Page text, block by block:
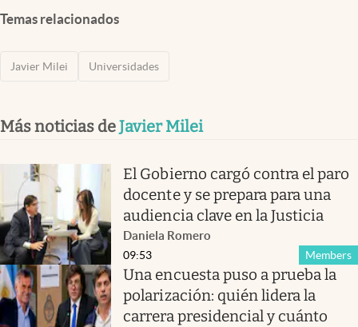
Temas relacionados
Javier Milei Universidades
Más noticias deJavier Milei
El Gobierno cargó contra el paro
docente y se prepara para una
audiencia clave en la Justicia
Daniela Romero
Members
09:53
Una encuesta puso a prueba la
polarización: quién lidera la
carrera presidencial y cuánto